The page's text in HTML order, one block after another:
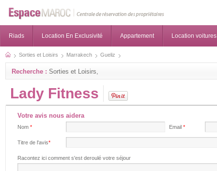
Riads Location En Exclusivité Appartement Location voitures
Sorties et Loisirs Marrakech Gueliz
Recherche : Sorties et Loisirs,
Lady Fitness
Votre avis nous aidera
Nom * Email *
Titre de l'avis*
Racontez ici comment s'est deroulé votre séjour